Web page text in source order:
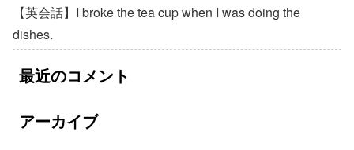
【英会話】I broke the tea cup when I was doing the
dishes.
最近のコメント
アーカイブ